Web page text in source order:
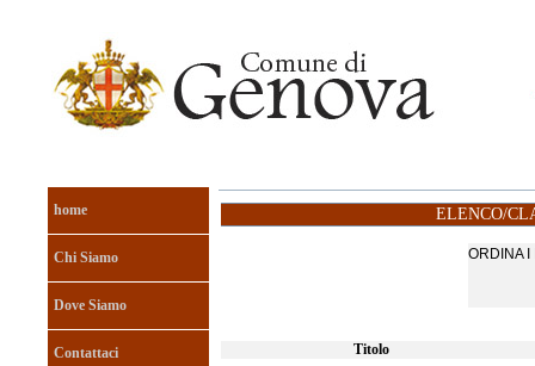
home
Chi Siamo
Dove Siamo
Contattaci
ELENCO/
Titolo